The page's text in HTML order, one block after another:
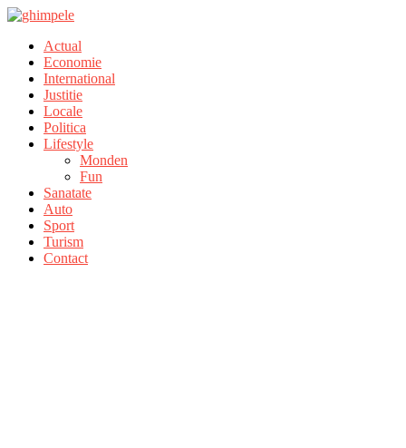
Actual
Economie
International
Justitie
Locale
Politica
Lifestyle
Monden
Fun
Sanatate
Auto
Sport
Turism
Contact